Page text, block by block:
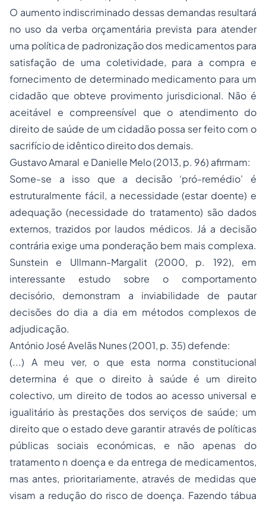
O aumento indiscriminado dessas demandas resultará
no uso da verba orçamentária prevista para atender
uma política de padronização dos medicamentos para
satisfação de uma coletividade, para a compra e
fornecimento de determinado medicamento para um
cidadão que obteve provimento jurisdicional. Não é
aceitável e compreensível que o atendimento do
direito de saúde de um cidadão possa ser feito com o
sacrifício de idêntico direito dos demais.
Gustavo Amaral e Danielle Melo (2013, p. 96) afirmam:
Some-se a isso que a decisão ‘pró-remédio’ é
estruturalmente fácil, a necessidade (estar doente) e
adequação (necessidade do tratamento) são dados
externos, trazidos por laudos médicos. Já a decisão
contrária exige uma ponderação bem mais complexa.
Sunstein e Ullmann-Margalit (2000, p. 192), em
interessante estudo sobre o comportamento
decisório, demonstram a inviabilidade de pautar
decisões do dia a dia em métodos complexos de
adjudicação.
António José Avelãs Nunes (2001, p. 35) defende:
(...) A meu ver, o que esta norma constitucional
determina é que o direito à saúde é um direito
colectivo, um direito de todos ao acesso universal e
igualitário às prestações dos serviços de saúde; um
direito que o estado deve garantir através de políticas
públicas sociais económicas, e não apenas do
tratamento n doença e da entrega de medicamentos,
mas antes, prioritariamente, através de medidas que
visam a redução do risco de doença. Fazendo tábua